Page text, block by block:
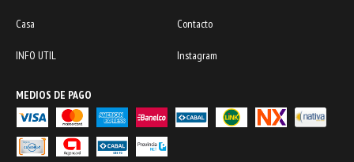
Casa Contacto
INFO UTIL Instagram
MEDIOS DE PAGO